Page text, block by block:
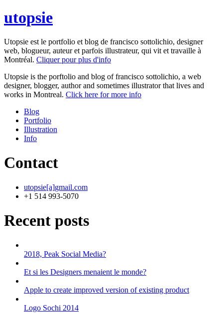
utopsie
Utopsie est le portfolio et blog de francisco sottolichio, designer
web, blogueur, auteur et parfois illustrateur, qui vit et travaille à
Montréal. Cliquer pour plus d'info
Utopsie is the porftolio and blog of francisco sottolichio, a web
designer, blogger, author and sometimes illustrator that lives and
works in Montreal. Click here for more info
Blog
Portfolio
Illustration
Info
Contact
utopsie[a]gmail.com
+1 514 993-5070
Recent posts
2018, Peak Social Media?
Et si les Designers menaient le monde?
Apple to create improved version of existing product
Logo Sochi 2014